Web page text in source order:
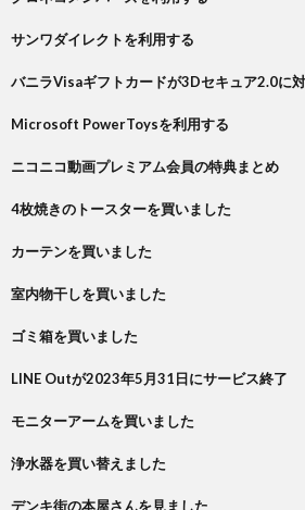
サンワダイレクトを利用する
バニラVisaギフトカードが3Dセキュア2.0に
Microsoft PowerToysを利用する
ニコニコ動画プレミアム会員の特典まとめ
4枚焼きのトースターを買いました
カーテンを買いました
室内物干しを買いました
ゴミ箱を買いました
LINE Outが2023年5月31日にサービス終了
モニターアームを買いました
浄水器を買い替えました
デンキ街の本屋さんを見ました